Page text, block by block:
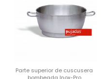
Parte superior de cuscusera
bombeada Inox-Pro